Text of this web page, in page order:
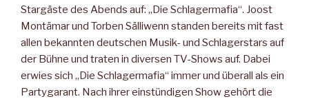
Stargäste des Abends auf: „Die Schlagermafia“. Joost
Montämar und Torben Sälliwenn standen bereits mit fast
allen bekannten deutschen Musik- und Schlagerstars auf
der Bühne und traten in diversen TV-Shows auf. Dabei
erwies sich „Die Schlagermafia“ immer und überall als ein
Partygarant. Nach ihrer einstündigen Show gehört die